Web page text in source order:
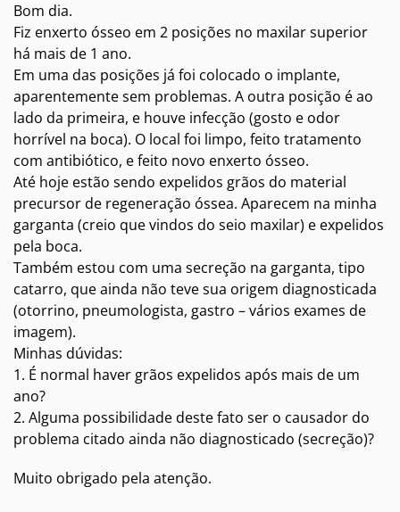
Bom dia.
Fiz enxerto ósseo em 2 posições no maxilar superior
há mais de 1 ano.
Em uma das posições já foi colocado o implante,
aparentemente sem problemas. A outra posição é ao
lado da primeira, e houve infecção (gosto e odor
horrível na boca). O local foi limpo, feito tratamento
com antibiótico, e feito novo enxerto ósseo.
Até hoje estão sendo expelidos grãos do material
precursor de regeneração óssea. Aparecem na minha
garganta (creio que vindos do seio maxilar) e expelidos
pela boca.
Também estou com uma secreção na garganta, tipo
catarro, que ainda não teve sua origem diagnosticada
(otorrino, pneumologista, gastro – vários exames de
imagem).
Minhas dúvidas:
1. É normal haver grãos expelidos após mais de um
ano?
2. Alguma possibilidade deste fato ser o causador do
problema citado ainda não diagnosticado (secreção)?
Muito obrigado pela atenção.